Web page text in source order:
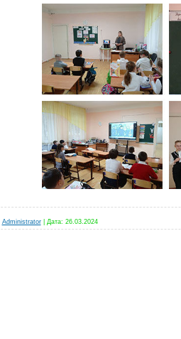
Administrator Дата: 26.03.2024